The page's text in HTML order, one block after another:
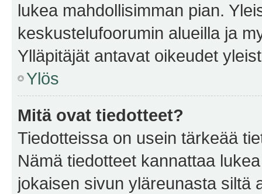
lukea mahdollisimman pian.
keskustelufoorumin alueilla ja
Ylläpitäjät antavat oikeudet
Ylös
Mitä ovat tiedotteet?
Tiedotteissa on usein tärkeää
Nämä tiedotteet kannattaa
jokaisen sivun yläreunasta siltä